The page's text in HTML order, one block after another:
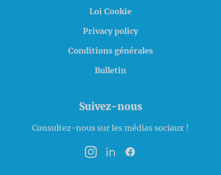
Loi Cookie
Privacy policy
Conditions générales
Bulletin
Suivez-nous
Consultez-nous sur les médias sociaux !
InstagramLinkedInFacebook